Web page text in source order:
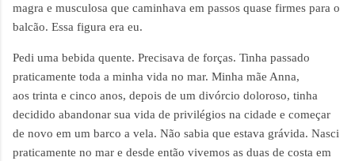
magra e musculosa que caminhava em passos quase firmes para o
balcão. Essa figura era eu.
Pedi uma bebida quente. Precisava de forças. Tinha passado
praticamente toda a minha vida no mar. Minha mãe Anna,
aos trinta e cinco anos, depois de um divórcio doloroso, tinha
decidido abandonar sua vida de privilégios na cidade e começar
de novo em um barco a vela. Não sabia que estava grávida. Nasci
praticamente no mar e desde então vivemos as duas de costa em